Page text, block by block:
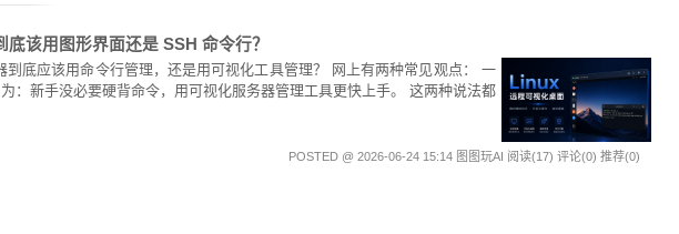
该用图形界面还是 SSH 命令行？
底应该用命令行管理，还是用可视化工具管理？ 网上有两种常见观点： 一
新手没必要硬背命令，用可视化服务器管理工具更快上手。 这两种说法都
POSTED @ 2026-06-24 15:14 图图玩AI 阅读(17) 评论(0) 推荐(0)